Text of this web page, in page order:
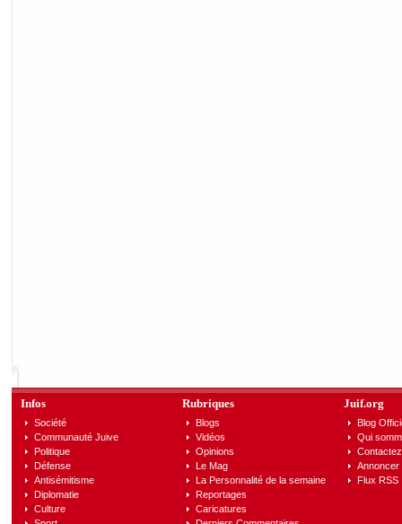
Infos
Société
Communauté Juive
Politique
Défense
Antisémitisme
Diplomatie
Culture
Rubriques
Blogs
Vidéos
Opinions
Le Mag
La Personnalité de la semaine
Reportages
Caricatures
Juif.org
Blog
Qui
Annoncer
Flux RSS